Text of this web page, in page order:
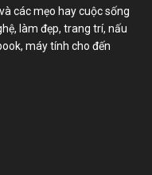
các mẹo hay cuộc sống
làm đẹp, trang trí, nấu
máy tính cho đến